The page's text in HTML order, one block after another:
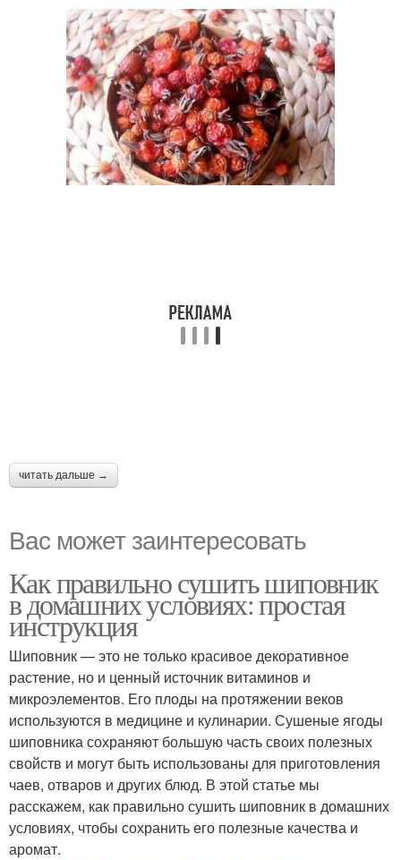
читать дальше →
Вас может заинтересовать
Как правильно сушить шиповник
в домашних условиях: простая
инструкция
Шиповник — это не только красивое декоративное
растение, но и ценный источник витаминов и
микроэлементов. Его плоды на протяжении веков
используются в медицине и кулинарии. Сушеные ягоды
шиповника сохраняют большую часть своих полезных
свойств и могут быть использованы для приготовления
чаев, отваров и других блюд. В этой статье мы
расскажем, как правильно сушить шиповник в домашних
условиях, чтобы сохранить его полезные качества и
аромат.